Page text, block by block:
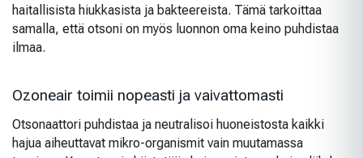
haitallisista hiukkasista ja bakteereista. Tämä tarkoittaa
samalla, että otsoni on myös luonnon oma keino puhdistaa
ilmaa.
Ozoneair toimii nopeasti ja vaivattomasti
Otsonaattori puhdistaa ja neutralisoi huoneistosta kaikki
hajua aiheuttavat mikro-organismit vain muutamassa